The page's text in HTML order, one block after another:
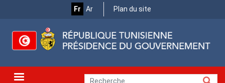
principal
Fr Ar
Menu
Plan du site